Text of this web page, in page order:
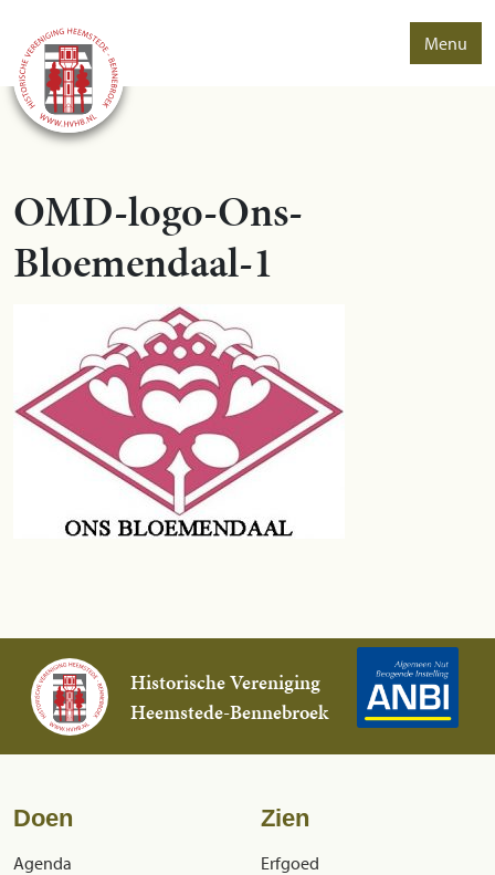
Menu
OMD-logo-Ons-
Bloemendaal-1
Historische Vereniging
Heemstede-Bennebroek
Doen
Agenda
Zien
Erfgoed